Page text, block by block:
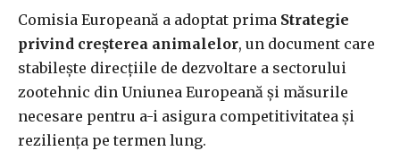
Comisia Europeană a adoptat prima Strategie
privind creșterea animalelor, un document care
stabilește direcțiile de dezvoltare a sectorului
zootehnic din Uniunea Europeană și măsurile
necesare pentru a-i asigura competitivitatea și
reziliența pe termen lung.